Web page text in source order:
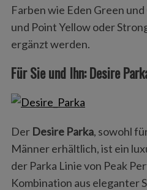
Farben wie Eden Green
und Point Yellow oder
ergänzt werden.
Für Sie und Ihn: Desire
Der Desire Parka, sowohl
Männer erhältlich, ist ein
der Parka Linie von Peak
Kombination aus eleganter